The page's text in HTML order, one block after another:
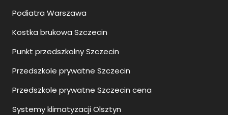
Podiatra Warszawa
Kostka brukowa Szczecin
Punkt przedszkolny Szczecin
Przedszkole prywatne Szczecin
Przedszkole prywatne Szczecin cena
Systemy klimatyzacji Olsztyn